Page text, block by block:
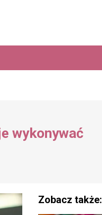
wykonywać
Zobacz także: